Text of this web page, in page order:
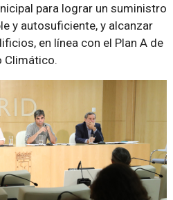
para lograr un suministro
y autosuficiente, y alcanzar
en línea con el Plan A de
Climático.